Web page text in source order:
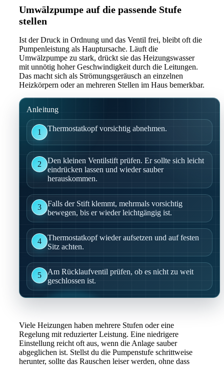
Umwälzpumpe auf die passende Stufe
stellen
Ist der Druck in Ordnung und das Ventil frei, bleibt oft die
Pumpenleistung als Hauptursache. Läuft die
Umwälzpumpe zu stark, drückt sie das Heizungswasser
mit unnötig hoher Geschwindigkeit durch die Leitungen.
Das macht sich als Strömungsgeräusch an einzelnen
Heizkörpern oder an mehreren Stellen im Haus bemerkbar.
Anleitung
1 Thermostatkopf vorsichtig abnehmen.
2
Den kleinen Ventilstift prüfen. Er sollte sich leicht
eindrücken lassen und wieder sauber
herauskommen.
3
Falls der Stift klemmt, mehrmals vorsichtig
bewegen, bis er wieder leichtgängig ist.
4
Thermostatkopf wieder aufsetzen und auf festen
Sitz achten.
5
Am Rücklaufventil prüfen, ob es nicht zu weit
geschlossen ist.
Viele Heizungen haben mehrere Stufen oder eine
Regelung mit reduzierter Leistung. Eine niedrigere
Einstellung reicht oft aus, wenn die Anlage sauber
abgeglichen ist. Stellst du die Pumpenstufe schrittweise
herunter, sollte das Rauschen leiser werden, ohne dass